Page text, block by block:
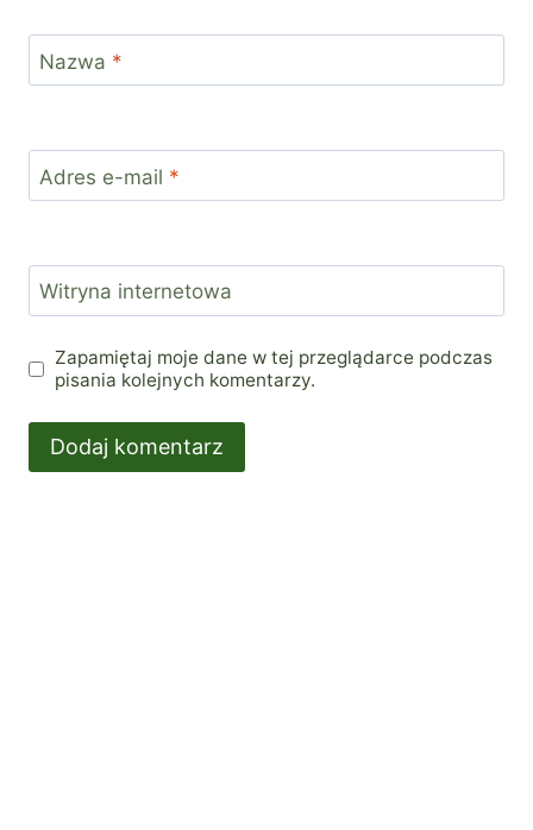
Nazwa *
Adres e-mail *
Witryna internetowa
Zapamiętaj moje dane w tej przeglądarce podczas
pisania kolejnych komentarzy.